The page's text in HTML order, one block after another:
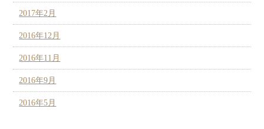
2017年2月
2016年12月
2016年11月
2016年9月
2016年5月